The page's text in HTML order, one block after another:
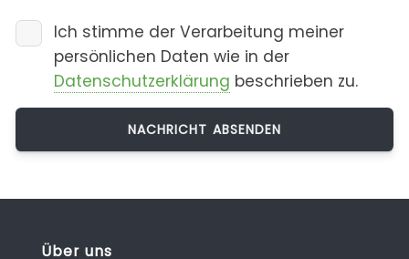
Ich stimme der Verarbeitung meiner
persönlichen Daten wie in der
Datenschutzerklärung beschrieben zu.
Über uns